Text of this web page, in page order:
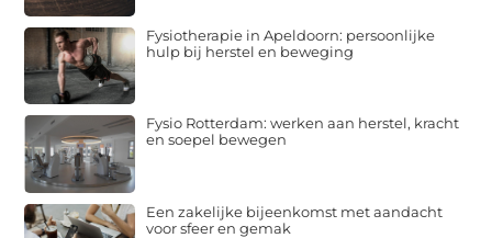
Fysiotherapie in Apeldoorn: persoonlijke
hulp bij herstel en beweging
Fysio Rotterdam: werken aan herstel, kracht
en soepel bewegen
Een zakelijke bijeenkomst met aandacht
voor sfeer en gemak